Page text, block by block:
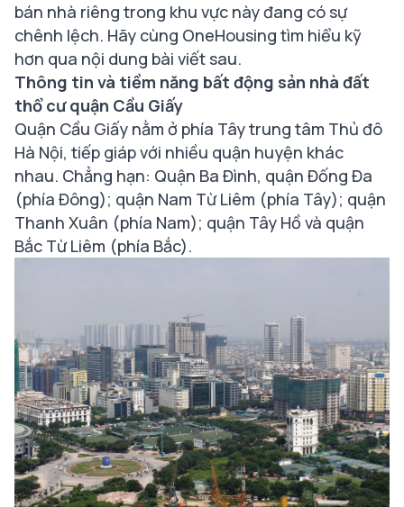
bán nhà riêng trong khu vực này đang có sự
chênh lệch. Hãy cùng OneHousing tìm hiểu kỹ
hơn qua nội dung bài viết sau.
Thông tin và tiềm năng bất động sản nhà đất
thổ cư quận Cầu Giấy
Quận Cầu Giấy nằm ở phía Tây trung tâm Thủ đô
Hà Nội, tiếp giáp với nhiều quận huyện khác
nhau. Chẳng hạn: Quận Ba Đình, quận Đống Đa
(phía Đông); quận Nam Từ Liêm (phía Tây); quận
Thanh Xuân (phía Nam); quận Tây Hồ và quận
Bắc Từ Liêm (phía Bắc).